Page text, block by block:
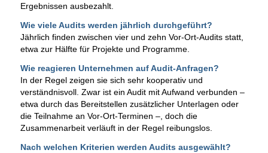
Ergebnissen ausbezahlt.
Wie viele Audits werden jährlich durchgeführt?
Jährlich finden zwischen vier und zehn Vor-Ort-Audits statt,
etwa zur Hälfte für Projekte und Programme.
Wie reagieren Unternehmen auf Audit-Anfragen?
In der Regel zeigen sie sich sehr kooperativ und
verständnisvoll. Zwar ist ein Audit mit Aufwand verbunden –
etwa durch das Bereitstellen zusätzlicher Unterlagen oder
die Teilnahme an Vor-Ort-Terminen –, doch die
Zusammenarbeit verläuft in der Regel reibungslos.
Nach welchen Kriterien werden Audits ausgewählt?